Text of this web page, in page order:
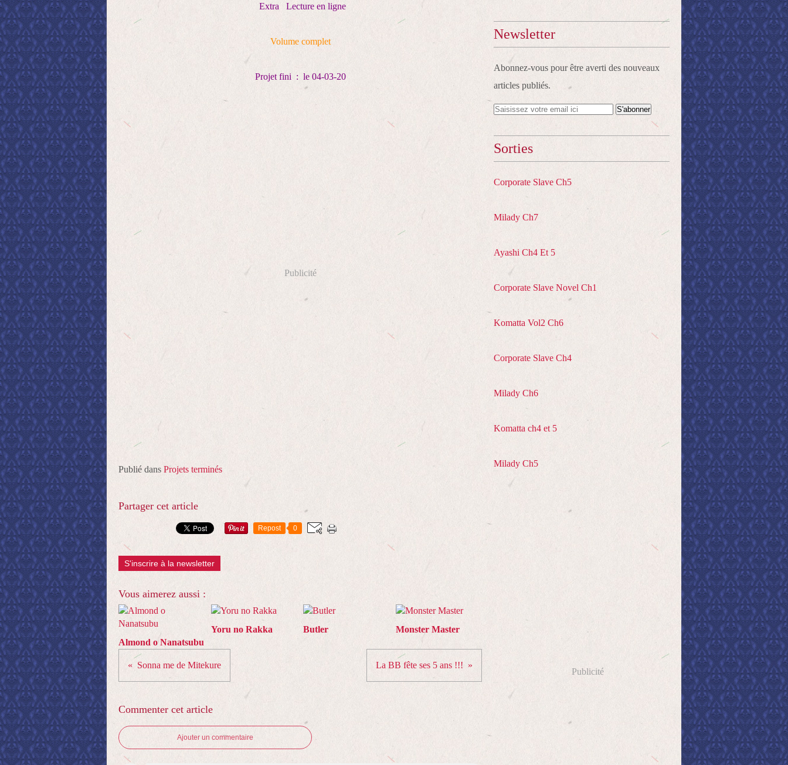
Extra Lecture en ligne
Volume complet
Projet fini : le 04-03-20
Publicité
Publié dans Projets terminés
Partager cet article
Repost 0
S'inscrire à la newsletter
Vous aimerez aussi :
Almond o Nanatsubu
Yoru no Rakka Butler Monster Master
Sonna me de Mitekure La BB fête ses 5 ans !!!
Commenter cet article
Ajouter un commentaire
Newsletter
Abonnez-vous pour être averti des nouveaux
articles publiés.
Sorties
Corporate Slave Ch5
Milady Ch7
Ayashi Ch4 Et 5
Corporate Slave Novel Ch1
Komatta Vol2 Ch6
Corporate Slave Ch4
Milady Ch6
Komatta ch4 et 5
Milady Ch5
Publicité